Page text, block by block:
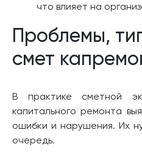
что влияет на
Проблемы,
смет
В практике сметной
капитального ремонта
ошибки и нарушения. Их
очередь.